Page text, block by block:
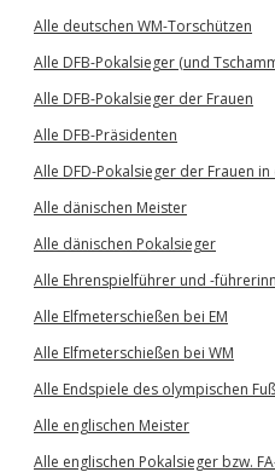
Alle deutschen WM-Torschützen
Alle DFB-Pokalsieger (und
Alle DFB-Pokalsieger der Frauen
Alle DFB-Präsidenten
Alle DFD-Pokalsieger der Frauen in
Alle dänischen Meister
Alle dänischen Pokalsieger
Alle Ehrenspielführer und -
Alle Elfmeterschießen bei EM
Alle Elfmeterschießen bei WM
Alle Endspiele des olympischen
Alle englischen Meister
Alle englischen Pokalsieger bzw.